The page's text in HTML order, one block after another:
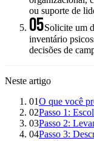
ou suporte de
05Solicite um
inventário
decisões de
Neste artigo
01O que você
02Passo 1:
03Passo 2:
04Passo 3: